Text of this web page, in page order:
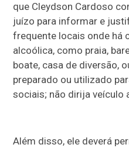
que Cleydson Cardoso
juízo para informar e
frequente locais onde há
alcoólica, como praia,
boate, casa de diversão,
preparado ou utilizado
sociais; não dirija veículo
Além disso, ele deverá